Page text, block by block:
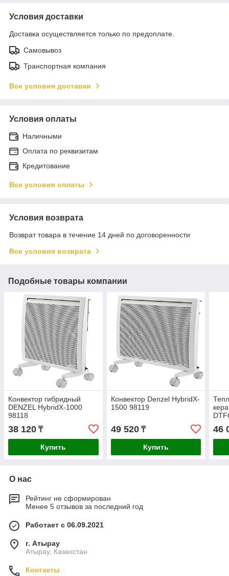
Условия доставки
Доставка осуществляется только по предоплате.
Самовывоз
Транспортная компания
Все условия доставки
Условия оплаты
Наличными
Оплата по реквизитам
Кредитование
Все условия оплаты
Условия возврата
Возврат товара в течение 14 дней по договоренности
Все условия возврата
Подобные товары компании
Конвектор гибридный
DENZEL HybridX-1000
98118
38 120 ₸
Купить
Конвектор Denzel HybridX-
1500 98119
49 520₸
Купить
46
О нас
Рейтинг не сформирован
Менее 5 отзывов за последний год
Работает с 06.09.2021
г. Атырау
Атырау, Казахстан
Контакты